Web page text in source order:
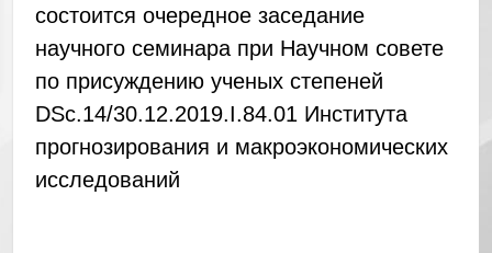
состоится очередное заседание
научного семинара при Научном совете
по присуждению ученых степеней
DSc.14/30.12.2019.I.84.01 Института
прогнозирования и макроэкономических
исследований